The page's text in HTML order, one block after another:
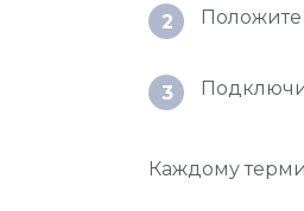
2
3
Каждому